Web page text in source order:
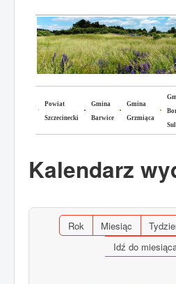
Powiat
Szczecinecki
Gmina
Barwice
Gmina
Grzmiąca
Kalendarz
Rok Miesiąc
Idź do